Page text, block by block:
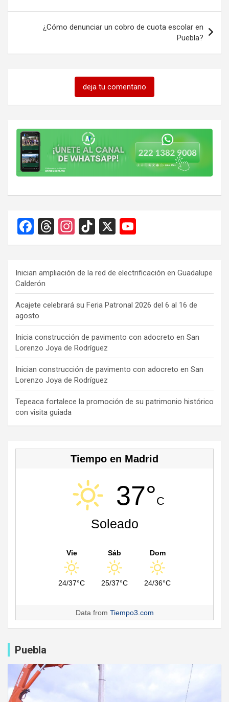
entradas
¿Cómo denunciar un cobro de cuota escolar en
Puebla?
deja tu comentario
F
a
b
o
o
k
T
hr
a
d
s
In
st
gr
a
m
Ti
k
o
k
X
o
T
u
b
e
C
h
a
n
n
el
Inician ampliación de la red de electrificación en Guadalupe
Calderón
Acajete celebrará su Feria Patronal 2026 del 6 al 16 de
agosto
Inicia construcción de pavimento con adocreto en San
Lorenzo Joya de Rodríguez
Inician construcción de pavimento con adocreto en San
Lorenzo Joya de Rodríguez
Tepeaca fortalece la promoción de su patrimonio histórico
con visita guiada
Tiempo en Madrid
37°C
Soleado
Vie
24/37°C
Sáb
25/37°C
Dom
24/36°C
Data from Tiempo3.com
Puebla